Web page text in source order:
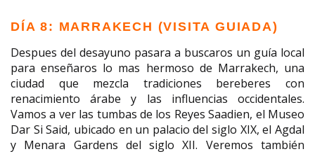
DÍA 8: MARRAKECH (VISITA GUIADA)
Despues del desayuno pasara a buscaros un guía local
para enseñaros lo mas hermoso de Marrakech, una
ciudad que mezcla tradiciones bereberes con
renacimiento árabe y las influencias occidentales.
Vamos a ver las tumbas de los Reyes Saadien, el Museo
Dar Si Said, ubicado en un palacio del siglo XIX, el Agdal
y Menara Gardens del siglo XII. Veremos también